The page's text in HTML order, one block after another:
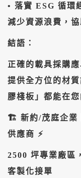
• ​落實 ESG 循環
減少資源浪費，
​結語：
正確的載具採購
提供全方位的材
膠棧板」都能在
​​🏗️ 新約/茂庭企業
供應商 ⚡
2500 坪專業廠區
客製化接單